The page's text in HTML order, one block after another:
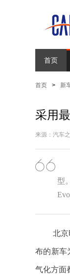
首页
首页 > 新
采用
来源：汽车
型
北
布的新车
气化方面